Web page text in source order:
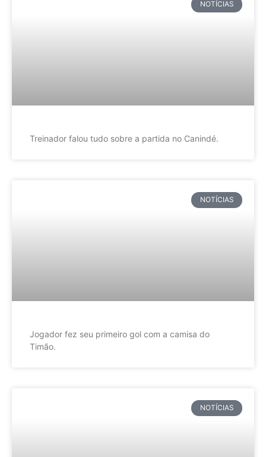
NOTÍCIAS
Treinador falou tudo sobre a partida no Canindé.
NOTÍCIAS
Jogador fez seu primeiro gol com a camisa do
Timão.
NOTÍCIAS